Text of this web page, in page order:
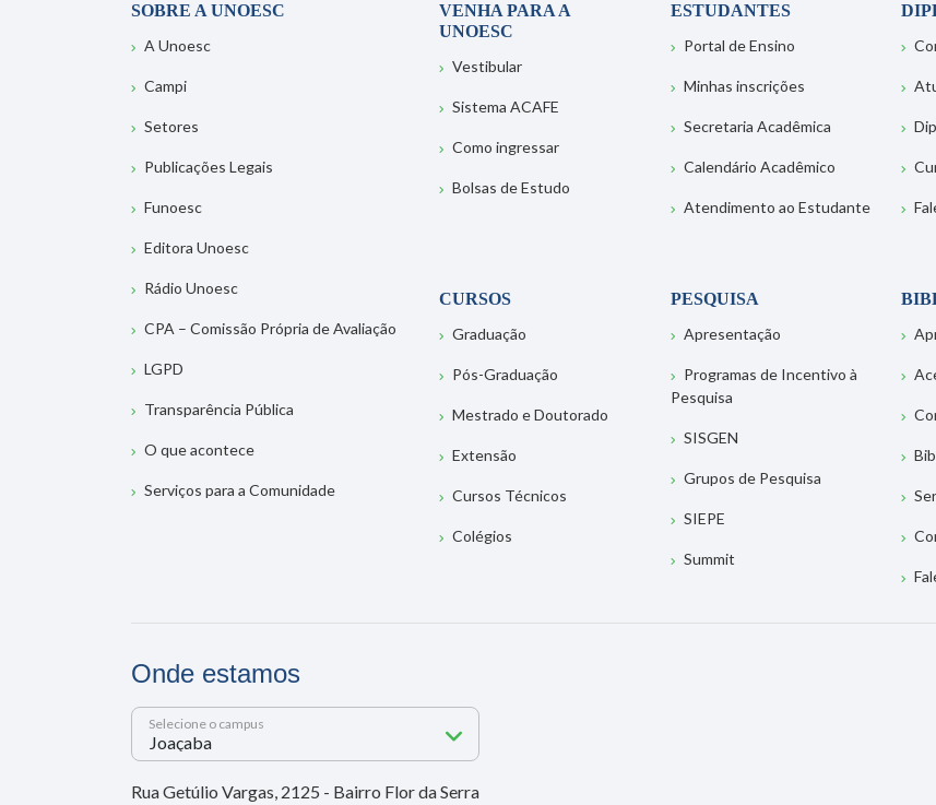
SOBRE A UNOESC
A Unoesc
Campi
Setores
Publicações Legais
Funoesc
Editora Unoesc
Rádio Unoesc
CPA – Comissão Própria de Avaliação
LGPD
Transparência Pública
O que acontece
Serviços para a Comunidade
VENHA PARA A
UNOESC
Vestibular
Sistema ACAFE
Como ingressar
Bolsas de Estudo
ESTUDANTES
Portal de Ensino
Minhas inscrições
Secretaria Acadêmica
Calendário Acadêmico
Atendimento ao Estudante
CURSOS
Graduação
Pós-Graduação
Mestrado e Doutorado
Extensão
Cursos Técnicos
Colégios
PESQUISA
Apresentação
Programas de Incentivo à
Pesquisa
SISGEN
Grupos de Pesquisa
SIEPE
Summit
Onde estamos
Selecione o campus
Rua Getúlio Vargas, 2125 - Bairro Flor da Serra